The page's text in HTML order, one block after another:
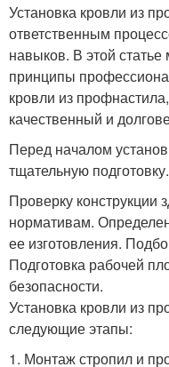
Установка кровли из
ответственным
навыков. В этой
принципы
кровли из
качественный и
Перед началом
тщательную
Проверку конструкции
нормативам.
ее изготовления.
Подготовка рабочей
безопасности.
Установка кровли из
следующие этапы:
1. Монтаж стропил и